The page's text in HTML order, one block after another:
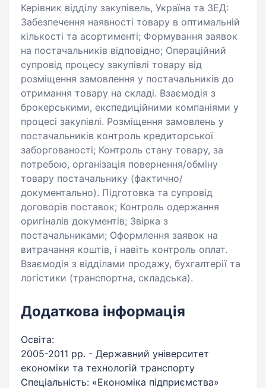
Керівник відділу закупівель, Україна та ЗЕД:
Забезпечення наявності товару в оптимальній
кількості та асортименті; Формування заявок
на постачальників відповідно; Операційний
супровід процесу закупівлі товару від
розміщення замовлення у постачальників до
отримання товару на складі. Взаємодія з
брокерськими, експедиційними компаніями у
процесі закупівлі. Розміщення замовлень у
постачальників контроль кредиторської
заборгованості; Контроль стану товару, за
потребою, організація повернення/обміну
товару постачальнику (фактично/
документально). Підготовка та супровід
договорів поставок; Контроль одержання
оригіналів документів; Звірка з
постачальниками; Оформлення заявок на
витрачання коштів, і навіть контроль оплат.
Взаємодія з відділами продажу, бухгалтерії та
логістики (транспортна, складська).
Додаткова інформація
Освіта:
2005-2011 рр. - Державний університет
економіки та технологій транспорту
Спеціальність: «Економіка підприємства»